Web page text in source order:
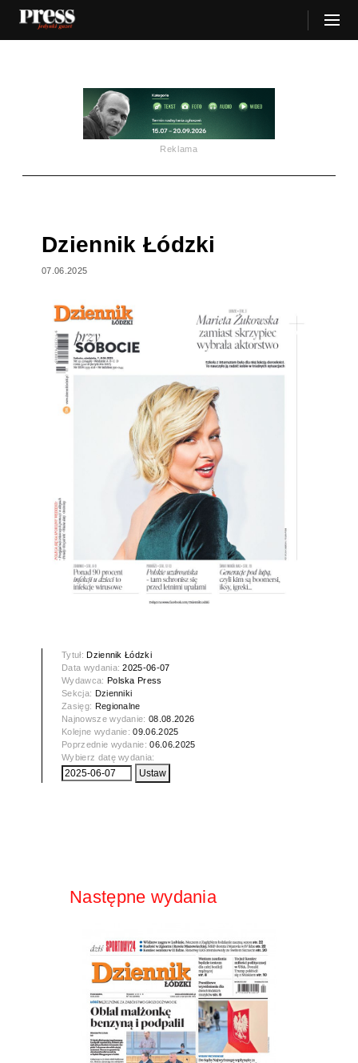
Reklama
Dziennik Łódzki
07.06.2025
Tytuł: Dziennik Łódzki
Data wydania:2025-06-07
Wydawca: Polska Press
Sekcja: Dzienniki
Zasięg: Regionalne
Najnowsze wydanie:08.08.2026
Kolejne wydanie:09.06.2025
Poprzednie wydanie:06.06.2025
Wybierz datę wydania:
Następne wydania